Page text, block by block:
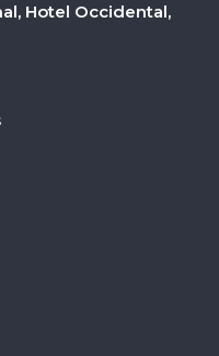
Hotel Occidental,